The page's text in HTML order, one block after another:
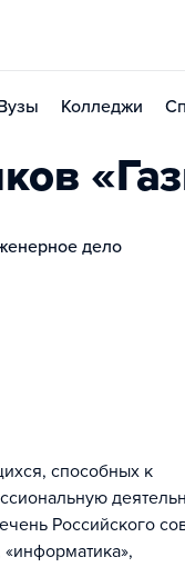
Колледжи
дело
способных к
Российского